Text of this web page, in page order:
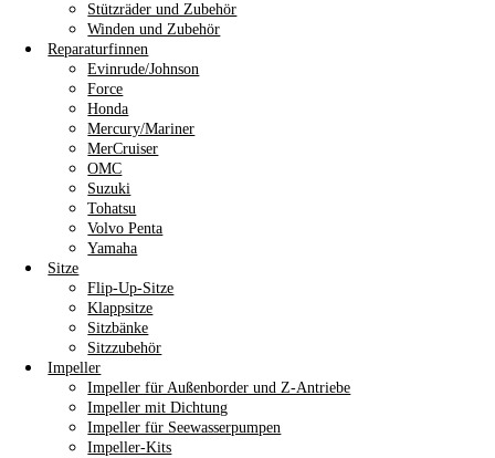
Stützräder und Zubehör
Winden und Zubehör
Reparaturfinnen
Evinrude/Johnson
Force
Honda
Mercury/Mariner
MerCruiser
OMC
Suzuki
Tohatsu
Volvo Penta
Yamaha
Sitze
Flip-Up-Sitze
Klappsitze
Sitzbänke
Sitzzubehör
Impeller
Impeller für Außenborder und Z-Antriebe
Impeller mit Dichtung
Impeller für Seewasserpumpen
Impeller-Kits